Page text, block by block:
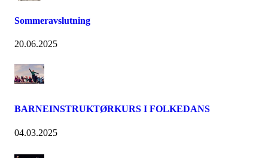
Sommeravslutning
20.06.2025
BARNEINSTRUKTØRKURS I FOLKEDANS
04.03.2025